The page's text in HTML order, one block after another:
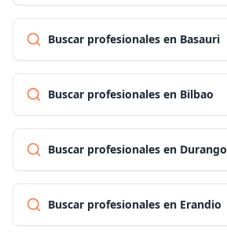
Buscar profesionales en Basauri
Buscar profesionales en Bilbao
Buscar profesionales en Durango
Buscar profesionales en Erandio